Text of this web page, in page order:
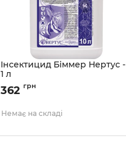
Інсектицид Біммер Нертус -
1 л
Артикул: 1303201
362 грн
Немає на складі